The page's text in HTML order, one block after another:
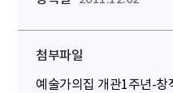
첨부파일
예술가의집 개관1주년-